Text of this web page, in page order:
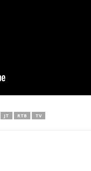
JT RTB TV